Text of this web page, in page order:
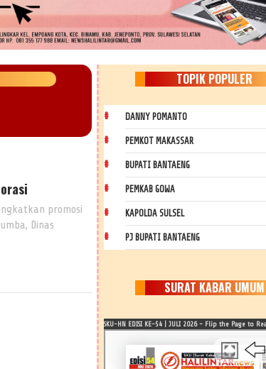
promosi
Dinas
TOPIK POPULER
DANNY POMANTO
PEMKOT MAKASSAR
BUPATI BANTAENG
PEMKAB GOWA
KAPOLDA SULSEL
PJ BUPATI BANTAENG
SURAT KABAR UMUM
SKU-HN EDISI KE-54 | JULI 2026 - Flip the Page to